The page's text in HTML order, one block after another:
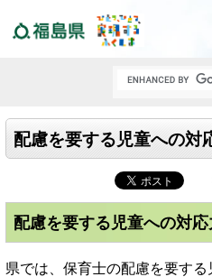
配慮を要する児童への対
配慮を要する児童への対
県では、保育士の配慮を要する